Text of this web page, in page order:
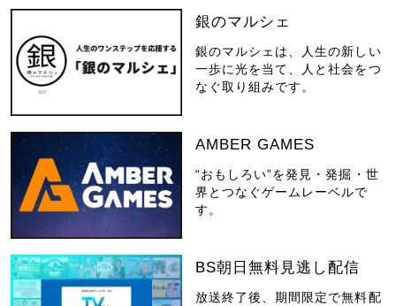
銀のマルシェ
銀のマルシェは、人生の新しい
一歩に光を当て、人と社会をつ
なぐ取り組みです。
AMBER GAMES
“おもしろい”を発見・発掘・世
界とつなぐゲームレーベルで
す。
BS朝日無料見逃し配信
放送終了後、期間限定で無料配